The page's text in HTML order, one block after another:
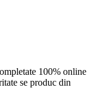
100% online
se produc din